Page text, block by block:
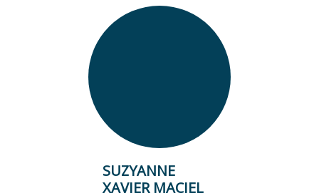
SUZYANNE
XAVIER MACIEL